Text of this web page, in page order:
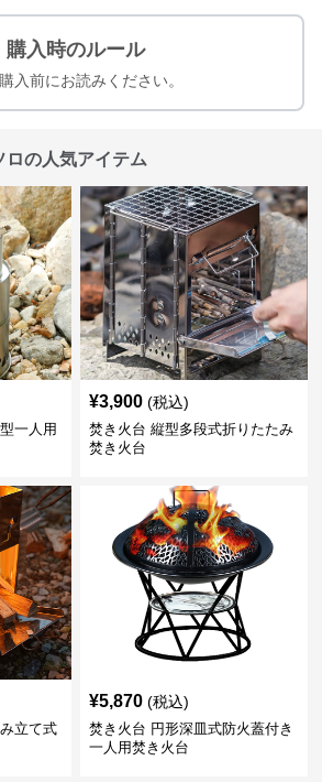
購入時のルール
入前にお読みください。
ロの人気アイテム
一人用
¥3,900 (税込)
焚き火台 縦型多段式折りたたみ
焚き火台
立て式
¥5,870 (税込)
焚き火台 円形深皿式防火蓋付き
一人用焚き火台